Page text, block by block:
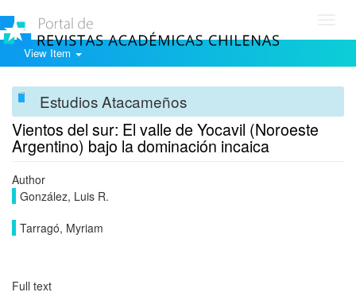
View Item
Estudios Atacameños
Vientos del sur: El valle de Yocavil (Noroeste
Argentino) bajo la dominación incaica
Author
González, Luis R.
Tarragó, Myriam
Full text